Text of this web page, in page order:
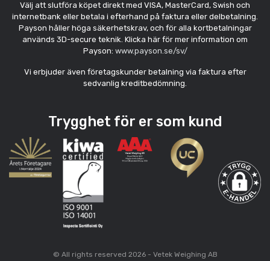
Välj att slutföra köpet direkt med VISA, MasterCard, Swish och
internetbank eller betala i efterhand på faktura eller delbetalning.
Payson håller höga säkerhetskrav, och för alla kortbetalningar
används 3D-secure teknik. Klicka här för mer information om
Payson: www.payson.se/sv/
Vi erbjuder även företagskunder betalning via faktura efter
sedvanlig kreditbedömning.
Trygghet för er som kund
© All rights reserved 2026 - Vetek Weighing AB